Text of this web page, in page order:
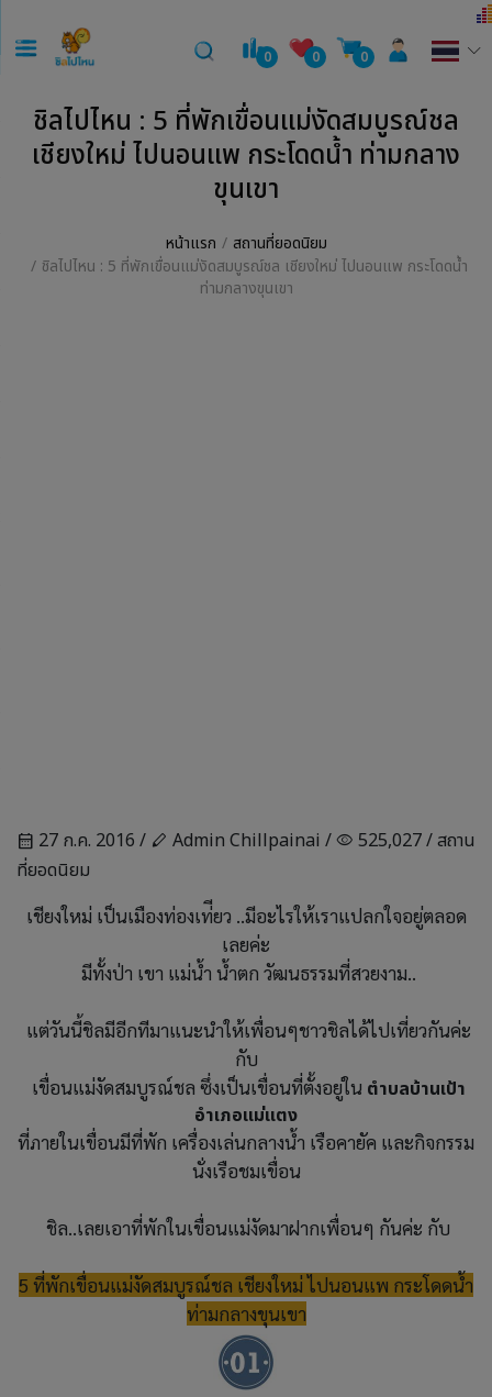
0 0 0
ชิลไปไหน : 5 ที่พักเขื่อนแม่งัดสมบูรณ์ชล
เชียงใหม่ ไปนอนแพ กระโดดน้ำ ท่ามกลาง
ขุนเขา
หน้าแรก
สถานที่ยอดนิยม
ชิลไปไหน : 5 ที่พักเขื่อนแม่งัดสมบูรณ์ชล เชียงใหม่ ไปนอนแพ กระโดดน้ำ
ท่ามกลางขุนเขา
calendar_month 27 ก.ค. 2016 / stylus Admin Chillpainai / visibility 525,027 /สถาน
ที่ยอดนิยม
เชียงใหม่ เป็นเมืองท่องเท่ียว ..มีอะไรให้เราแปลกใจอยู่ตลอด
เลยค่ะ
มีทั้งป่า เขา แม่น้ำ น้ำตก วัฒนธรรมที่สวยงาม..
แต่วันนี้ชิลมีอีกทีมาแนะนำให้เพื่อนๆชาวชิลได้ไปเที่ยวกันค่ะ
กับ
เขื่อนแม่งัดสมบูรณ์ชล ซึ่งเป็นเขื่อนที่ตั้งอยู่ใน ตำบลบ้านเป้า
อำเภอแม่แตง
ที่ภายในเขื่อนมีที่พัก เครื่องเล่นกลางน้ำ เรือคายัค และกิจกรรม
นั่งเรือชมเขื่อน
ชิล..เลยเอาที่พักในเขื่อนแม่งัดมาฝากเพื่อนๆ กันค่ะ กับ
5 ที่พักเขื่อนแม่งัดสมบูรณ์ชล เชียงใหม่ ไปนอนแพ กระโดดน้ำ
ท่ามกลางขุนเขา